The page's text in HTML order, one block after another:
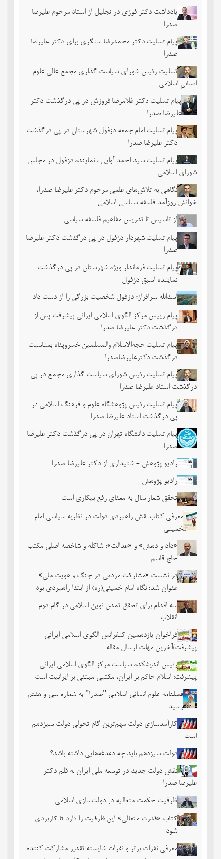
یادداشت دکتر فوزی در تجلیل از استاد مرحوم علیرضا
صدرا
پیام تسلیت دکتر محمدرضا سنگری برای دکتر علیرضا
صدرا
تسلیت رئیس شورای سیاست گذاری مجمع عالی علوم
انسانیِ اسلامی
پیام تسلیت دکتر غلامرضا فروزش در پی درگذشت دکتر
علیرضا صدرا
پیام تسلیت امام جمعه دزفول شهرستان در پی درگذشت
دکتر علیرضا صدرا
پیام تسلیت سید احمد آوایی ، نماینده دزفول در مجلس
شورای اسلامی
نگاهی به تلاش‌های علمی مرحوم دکتر علیرضا صدرا،
خوانش روزآمد فلسفه سیاسی اسلامی
از تاسیس تا تدریس مفاهیم فلسفه سیاسی
پیام تسلیت شهردار دزفول در پی درگذشت دکتر علیرضا
صدرا
پیام تسلیت فرماندار ویژه شهرستان در پی درگذشت
نماینده اسبق دزفول
اسدالله سرافراز؛ دزفول شخصیت بزرگی را از دست داد
پیام رییس مرکز الگوی اسلامی ایرانی پیشرفت پس از
درگذشت دکتر علیرضا صدرا
پیام تسلیت حجه‌الاسلام والمسلمین خسروپناه بمناسبت
درگذشت دکترعلیرضاصدرا
پیام تسلیت رئیس شورای سیاست گذاری مجمع در پی
درگذشت استاد علیرضا صدرا
پیام تسلیت رئیس پژوهشگاه علوم و فرهنگ اسلامی در
پی درگذشت استاد علیرضا صدرا
پیام تسلیت دانشگاه تهران در پی درگذشت دکتر علیرضا
صدرا
رادیو پژوهش - شنیداری از دکتر علیرضا صدرا
رادیو پژوهش
تحقق شعار سال به معنای رفع بیکاری است
معرفی کتاب نقش راهبردی دولت در نظریه سیاسی امام
خمینی
«داد و دهش» و «عدالت»؛ شاکله و شاخصه اصلی مکتب
حاج قاسم
در نشست «مشارکت مردمی در جنگ و هویت ملی»
عنوان شد؛ نگاه امام خمینی(ره) از ابتدا راهبردی بود
سه اقدام برای تحقق تمدن نوین اسلامی در گام دوم
انقلاب
فراخوان یازدهمین کنفرانس الگوی اسلامی ایرانی
پیشرفت/آخرین مهلت ارسال مقاله
رئیس اندیشکده سیاست مرکز الگوی اسلامی ایرانی
پیشرفت: اسلام حاکم بر ایران، مکتبی مبتنی بر ایرانیت است
فصلنامه علوم انسانی اسلامی "صدرا" به شماره سی و هفتم
رسید
کارآمدسازی دولت مهم‌ترین گام تحولی دولت سیزدهم
است
دولت سیزدهم باید چه دغدغه‌هایی داشته باشد؟
نقش دولت جدید در توسعه ملی ایران به قلم دکتر
علیرضا صدرا
ظرفیت حکمت متعالیه در دولت‌سازی اسلامی
کتاب «قدرت متعالی» این ظرفیت را دارد تا کاربردی
شود
معرفی نفرات برتر و نفرات شایسته تقدیر مشارکت کننده